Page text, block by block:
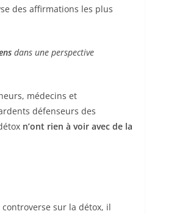
des affirmations les plus
dans une perspective
médecins et
défenseurs des
n’ont rien à voir avec de la
controverse sur la détox, il